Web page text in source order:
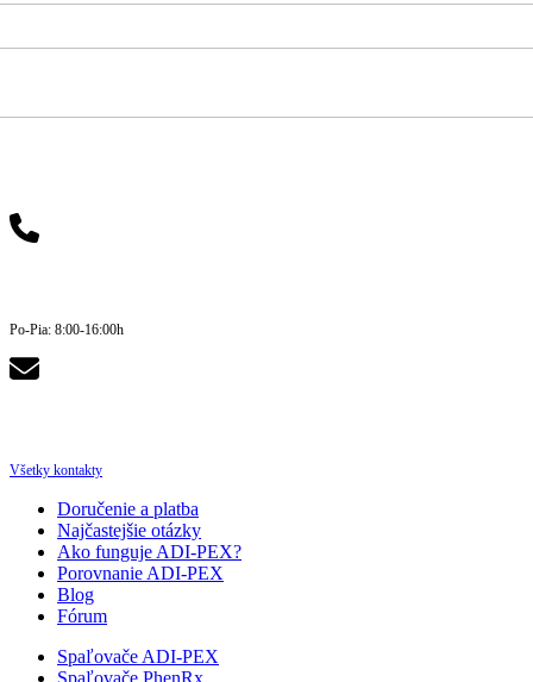
Po-Pia: 8:00-16:00h
Všetky kontakty
Doručenie a platba
Najčastejšie otázky
Ako funguje ADI-PEX?
Porovnanie ADI-PEX
Blog
Fórum
Spaľovače ADI-PEX